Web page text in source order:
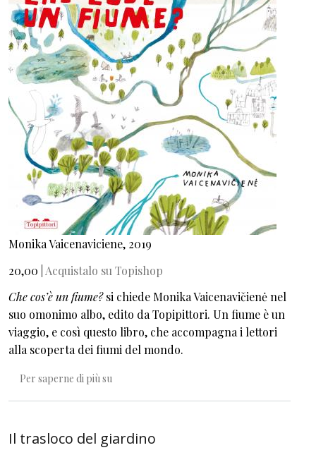
Monika Vaicenaviciene, 2019
20,00 | Acquistalo su Topishop
Che cos’è un fiume?si chiede Monika Vaicenavičienė nel
suo omonimo albo, edito da Topipittori. Un fiume è un
viaggio, e così questo libro, che accompagna i lettori
alla scoperta dei fiumi del mondo.
Per saperne di più su
Il trasloco del giardino